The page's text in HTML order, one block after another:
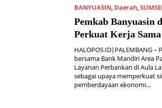
BANYUASIN Daerah
Pemkab Banyuasin
Perkuat Kerja
Layanan Perbankan
HALOPOS.ID|PALEMBANG
bersama Bank Mandiri Area
Layanan Perbankan di Aula
sebagai upaya memperkuat
pemberdayaan ekonomi…